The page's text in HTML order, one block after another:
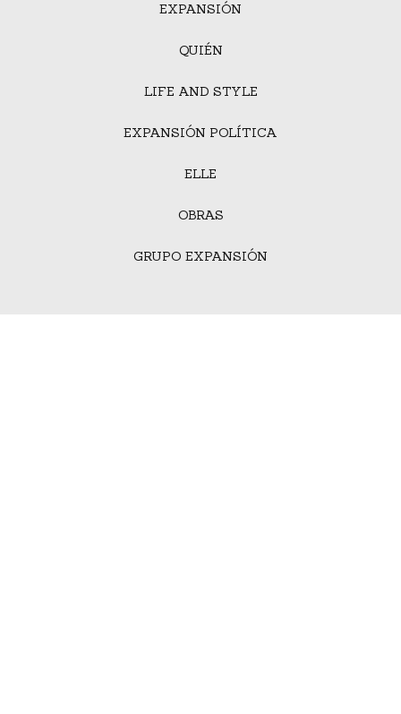
EXPANSIÓN
QUIÉN
LIFE AND STYLE
EXPANSIÓN POLÍTICA
ELLE
OBRAS
GRUPO EXPANSIÓN